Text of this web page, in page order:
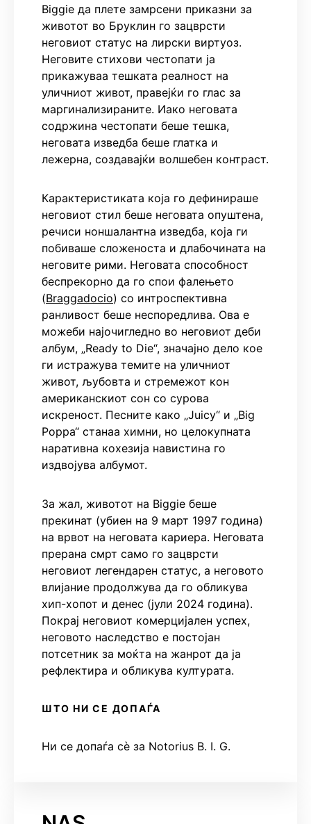
Biggie да плете замрсени приказни за
животот во Бруклин го зацврсти
неговиот статус на лирски виртуоз.
Неговите стихови честопати ја
прикажуваа тешката реалност на
уличниот живот, правејќи го глас за
маргинализираните. Иако неговата
содржина честопати беше тешка,
неговата изведба беше глатка и
лежерна, создавајќи волшебен контраст.
Карактеристиката која го дефинираше
неговиот стил беше неговата опуштена,
речиси ноншалантна изведба, која ги
побиваше сложеноста и длабочината на
неговите рими. Неговата способност
беспрекорно да го спои фалењето
(Braggadocio) со интроспективна
ранливост беше неспоредлива. Ова е
можеби најочигледно во неговиот деби
албум, „Ready to Die“, значајно дело кое
ги истражува темите на уличниот
живот, љубовта и стремежот кон
американскиот сон со сурова
искреност. Песните како „Juicy“ и „Big
Poppa“ станаа химни, но целокупната
наративна кохезија навистина го
издвојува албумот.
За жал, животот на Biggie беше
прекинат (убиен на 9 март 1997 година)
на врвот на неговата кариера. Неговата
прерана смрт само го зацврсти
неговиот легендарен статус, а неговото
влијание продолжува да го обликува
хип-хопот и денес (јули 2024 година).
Покрај неговиот комерцијален успех,
неговото наследство е постојан
потсетник за моќта на жанрот да ја
рефлектира и обликува културата.
ШТО НИ СЕ ДОПАЃА
Ни се допаѓа сè за Notorius B. I. G.